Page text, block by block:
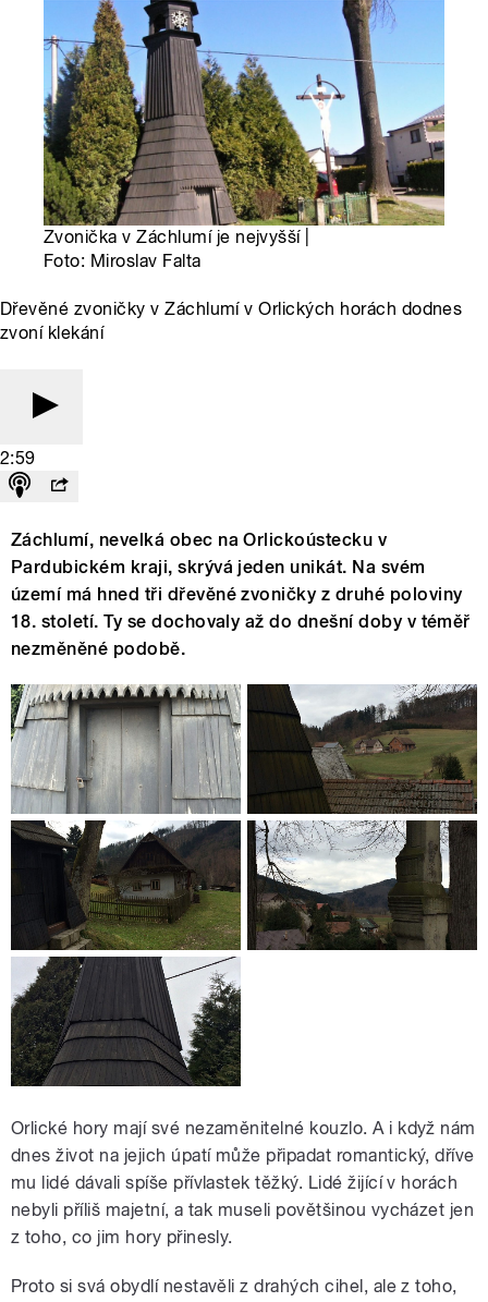
Zvonička v Záchlumí je nejvyšší |
Foto: Miroslav Falta
Dřevěné zvoničky v Záchlumí v Orlických horách dodnes
zvoní klekání
2:59
Záchlumí, nevelká obec na Orlickoústecku v
Pardubickém kraji, skrývá jeden unikát. Na svém
území má hned tři dřevěné zvoničky z druhé poloviny
18. století. Ty se dochovaly až do dnešní doby v téměř
nezměněné podobě.
Orlické hory mají své nezaměnitelné kouzlo. A i když nám
dnes život na jejich úpatí může připadat romantický, dříve
mu lidé dávali spíše přívlastek těžký. Lidé žijící v horách
nebyli příliš majetní, a tak museli povětšinou vycházet jen
z toho, co jim hory přinesly.
Proto si svá obydlí nestavěli z drahých cihel, ale z toho,